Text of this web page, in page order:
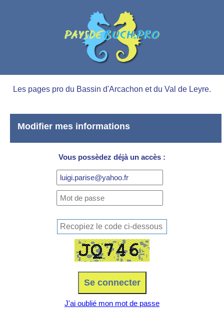
Les pages pro du Bassin d'Arcachon et du Val de Leyre.
Modifier mes informations
Vous possèdez déjà un accès :
J'ai oublié mon mot de passe